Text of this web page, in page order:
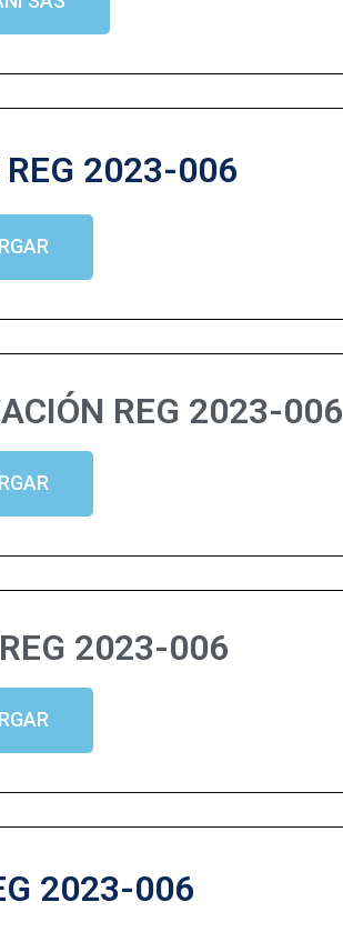
REG 2023-006
REG 2023-006
2023-006
2023-006